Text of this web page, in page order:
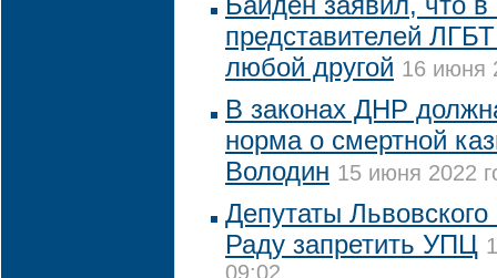
представителей
любой другой 16 июня
В законах ДНР
норма о смертной
Володин 15 июня 2022
Депутаты
Раду запретить УПЦ